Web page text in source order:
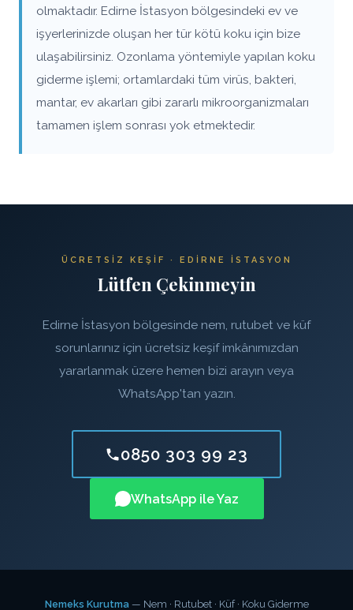
olmaktadır. Edirne İstasyon bölgesindeki ev ve
işyerlerinizde oluşan her tür kötü koku için bize
ulaşabilirsiniz. Ozonlama yöntemiyle yapılan koku
giderme işlemi; ortamlardaki tüm virüs, bakteri,
mantar, ev akarları gibi zararlı mikroorganizmaları
tamamen işlem sonrası yok etmektedir.
ÜCRETSIZ KEŞIF · EDIRNE İSTASYON
Lütfen Çekinmeyin
Edirne İstasyon bölgesinde nem, rutubet ve küf
sorunlarınız için ücretsiz keşif imkânımızdan
yararlanmak üzere hemen bizi arayın veya
WhatsApp'tan yazın.
0850 303 99 23
WhatsApp ile Yaz
Nemeks Kurutma— Nem · Rutubet · Küf · Koku Giderme